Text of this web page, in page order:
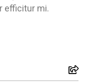
efficitur mi.